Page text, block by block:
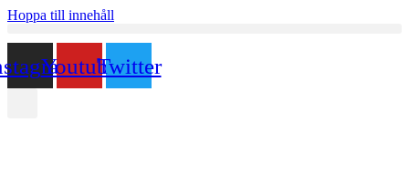
Hoppa till innehåll
YoutubeTwitter